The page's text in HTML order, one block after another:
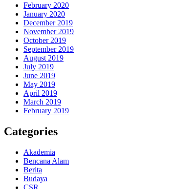
February 2020
January 2020
December 2019
November 2019
October 2019
September 2019
August 2019
July 2019
June 2019
May 2019
April 2019
March 2019
February 2019
Categories
Akademia
Bencana Alam
Berita
Budaya
CSR